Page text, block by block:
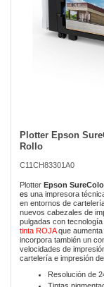
Plotter Epson
Rollo
C11CH83301A0
Plotter Epson
es una impresora
en entornos de
nuevos cabezales de
pulgadas con
tinta ROJAque aumenta
incorpora también un
velocidades de
cartelería e impresión de
Resolución de
Skip
the
images
gallery